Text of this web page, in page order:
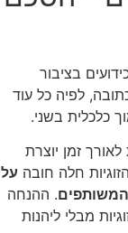
בציבור
לפיה כל עוד
כלכלית בשני.
זמן יוצרת
חלה חובה על
המשותפים. ההנחה
מבלי ליהנות